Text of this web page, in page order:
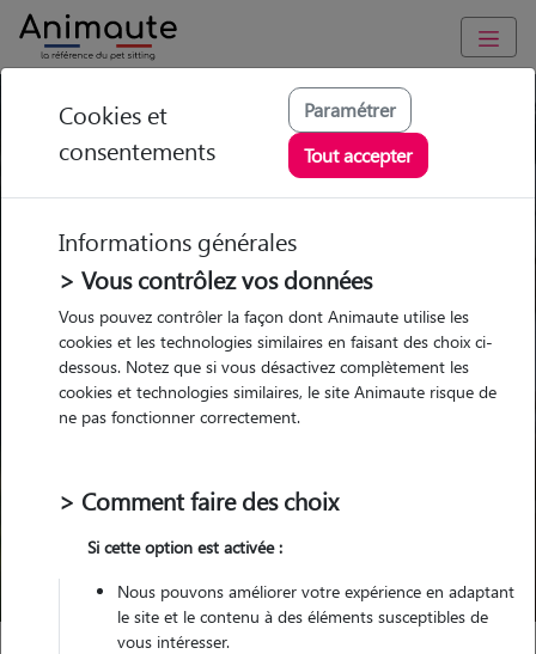
Trouvez votre gardien idéal !
Garde
chez le Pet Sitter
Garde
chez le Pet Sitter Visites
Visites
Pour quel animal ?
Trouver mon Pet Sitter
Cookies et
consentements
Paramétrer
Tout accepter
Informations générales
> Vous contrôlez vos données
Vous pouvez contrôler la façon dont Animaute utilise les
cookies et les technologies similaires en faisant des choix ci-
dessous. Notez que si vous désactivez complètement les
cookies et technologies similaires, le site Animaute risque de
ne pas fonctionner correctement.
> Comment faire des choix
Si cette option est activée :
Nous pouvons améliorer votre expérience en adaptant
le site et le contenu à des éléments susceptibles de
vous intéresser.